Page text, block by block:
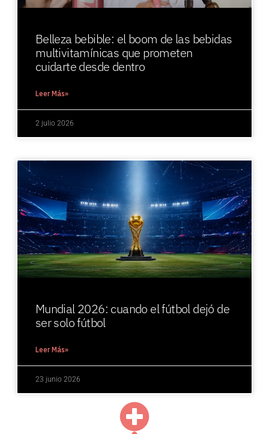
Belleza bebible: el boom de las bebidas
multivitamínicas que prometen
cuidarte desde dentro
Leer Más»
2 julio 2026
Mundial 2026: cuando el fútbol dejó de
ser solo fútbol
Leer Más»
23 junio 2026